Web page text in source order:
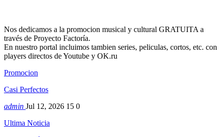
Nos dedicamos a la promocion musical y cultural GRATUITA a
través de Proyecto Factoría.
En nuestro portal incluimos tambien series, peliculas, cortos, etc. con
players directos de Youtube y OK.ru
Promocion
Casi Perfectos
admin Jul 12, 2026 15 0
Ultima Noticia